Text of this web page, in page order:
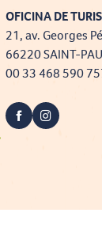
OFICINA DE
21, av. Georges
66220 SAINT-
00 33 468 590